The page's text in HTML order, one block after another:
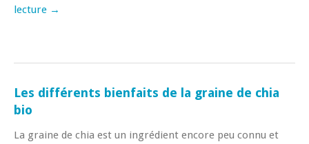
lecture →
Les différents bienfaits de la graine de chia
bio
La graine de chia est un ingrédient encore peu connu et